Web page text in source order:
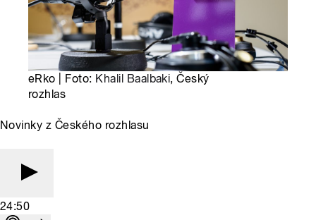
eRko | Foto: Khalil Baalbaki, Český
rozhlas
Novinky z Českého rozhlasu
24:50